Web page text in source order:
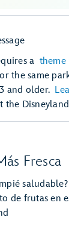
a theme
the same
and older.
the
Fresca
de frutas en